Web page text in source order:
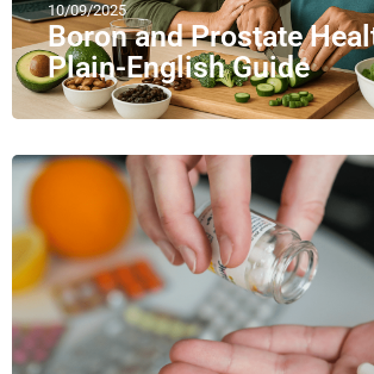
10/09/2025
Boron and Prostate
Plain-English Guide